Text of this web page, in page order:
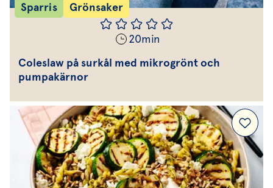
Sparris Grönsaker
20min
Coleslaw på surkål med mikrogrönt och
pumpakärnor